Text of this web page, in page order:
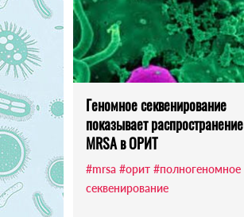
Геномное секвенирование
показывает распространение
MRSA в ОРИТ
#mrsa #орит #полногеномное
секвенирование